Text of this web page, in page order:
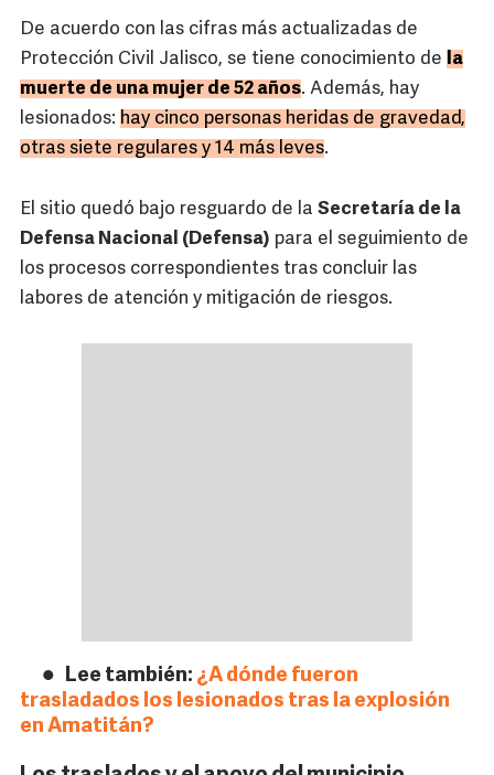
De acuerdo con las cifras más actualizadas de
Protección Civil Jalisco, se tiene conocimiento de la
muerte de una mujer de 52 años. Además, hay
lesionados: hay cinco personas heridas de gravedad,
otras siete regulares y 14 más leves.
El sitio quedó bajo resguardo de la Secretaría de la
Defensa Nacional (Defensa) para el seguimiento de
los procesos correspondientes tras concluir las
labores de atención y mitigación de riesgos.
Lee también: ¿A dónde fueron
trasladados los lesionados tras la explosión
en Amatitán?